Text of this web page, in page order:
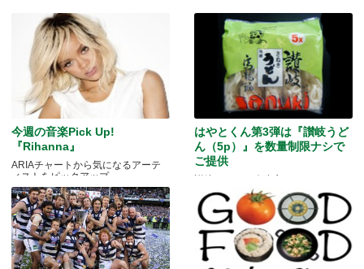
今週の音楽Pick Up!
『Rihanna』
ARIAチャートから気になるアーテ
ィストをピックアップ
はやとくん第3弾は『讃岐うど
ん（5p）』を数量制限ナシで
ご提供
讃岐うどんを冷凍庫にストックする
チャンスです！！